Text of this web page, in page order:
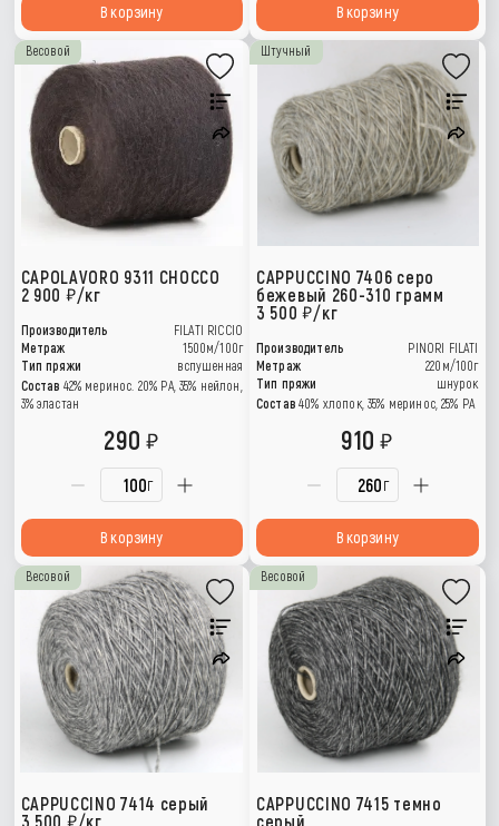
В корзину В корзину
Весовой
CAPOLAVORO 9311 CHOCCO
2 900
/кг
Производитель
FILATI RICCIO
Метраж
1500м/100г
Тип пряжи
вспушенная
Состав 42% меринос. 20% РА, 35% нейлон,
3% эластан
г
290
В корзину
Штучный
CAPPUCCINO 7406 серо
бежевый 260-310 грамм
3 500 /кг
Производитель
PINORI FILATI
Метраж
220м/100г
Тип пряжи
шнурок
Состав 40% хлопок, 35% меринос, 25% PA
г
910
В корзину
Весовой
CAPPUCCINO 7414 серый
3 500
/кг
Весовой
CAPPUCCINO 7415 темно
серый